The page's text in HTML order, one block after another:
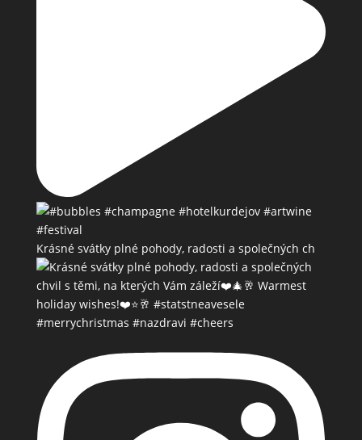
Krásné svátky plné pohody, radosti a společných ch